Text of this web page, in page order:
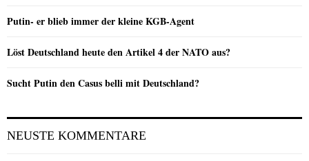
Putin- er blieb immer der kleine KGB-Agent
Löst Deutschland heute den Artikel 4 der NATO aus?
Sucht Putin den Casus belli mit Deutschland?
NEUSTE KOMMENTARE